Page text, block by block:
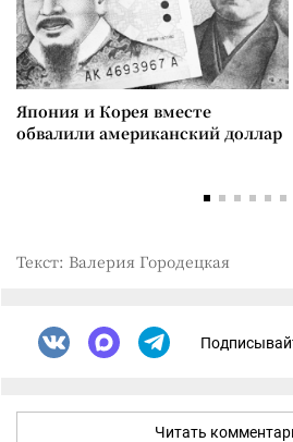
Япония и Корея вместе
обвалили американский доллар
Текст: Валерия Городецкая
Читать